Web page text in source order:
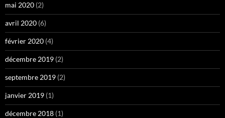
mai 2020 (2)
avril 2020 (6)
février 2020 (4)
décembre 2019 (2)
septembre 2019 (2)
janvier 2019 (1)
décembre 2018 (1)